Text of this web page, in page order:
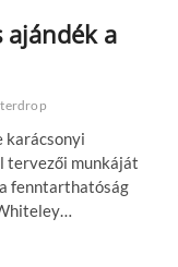
ajándék a
karácsonyi
tervezői munkáját
fenntarthatóság